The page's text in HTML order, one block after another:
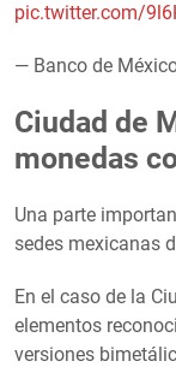
pic.twitter.com/
— Banco de
Ciudad de
monedas
Una parte
sedes mexicanas
En el caso de la
elementos
versiones